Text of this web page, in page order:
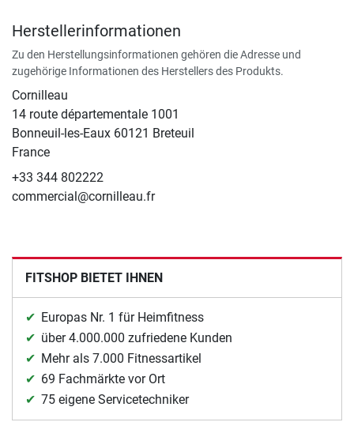
Herstellerinformationen
Zu den Herstellungsinformationen gehören die Adresse und
zugehörige Informationen des Herstellers des Produkts.
Cornilleau
14 route départementale 1001
Bonneuil-les-Eaux 60121 Breteuil
France
+33 344 802222
commercial@cornilleau.fr
FITSHOP BIETET IHNEN
Europas Nr. 1 für Heimfitness
über 4.000.000 zufriedene Kunden
Mehr als 7.000 Fitnessartikel
69 Fachmärkte vor Ort
75 eigene Servicetechniker